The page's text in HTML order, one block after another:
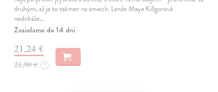
druhým, až je to takmer na smiech. Lenže Maya Killgorová
nedokáže…
Zasielame do 14 dní
21,24 €
21,90 € ?